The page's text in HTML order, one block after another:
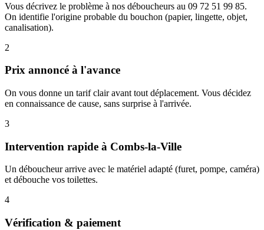
Vous décrivez le problème à nos déboucheurs au 09 72 51 99 85.
On identifie l'origine probable du bouchon (papier, lingette, objet,
canalisation).
2
Prix annoncé à l'avance
On vous donne un tarif clair avant tout déplacement. Vous décidez
en connaissance de cause, sans surprise à l'arrivée.
3
Intervention rapide à Combs-la-Ville
Un déboucheur arrive avec le matériel adapté (furet, pompe, caméra)
et débouche vos toilettes.
4
Vérification & paiement